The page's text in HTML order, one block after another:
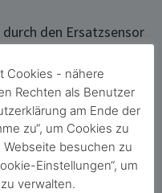
den Ersatzsensor
Cookies - nähere
Rechten als Benutzer
am Ende der
zu“, um Cookies zu
besuchen zu
Einstellungen“, um
verwalten.